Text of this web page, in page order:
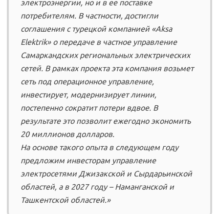
электроэнергии, но и в ее поставке
потребителям. В частности, достигли
соглашения с турецкой компанией «Aksa
Еlektrik» о передаче в частное управление
Самаркандских региональных электрических
сетей. В рамках проекта эта компания возьмет
сеть под операционное управление,
инвестирует, модернизирует линии,
постепенно сократит потери вдвое. В
результате это позволит ежегодно экономить
20 миллионов долларов.
На основе такого опыта в следующем году
предложим инвесторам управление
электросетями Джизакской и Сырдарьинской
областей, а в 2027 году – Наманганской и
Ташкентской областей.»